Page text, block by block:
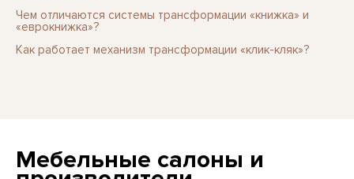
Чем отличаются системы трансформации «книжка» и
«еврокнижка»?
Как работает механизм трансформации «клик-кляк»?
Мебельные салоны и